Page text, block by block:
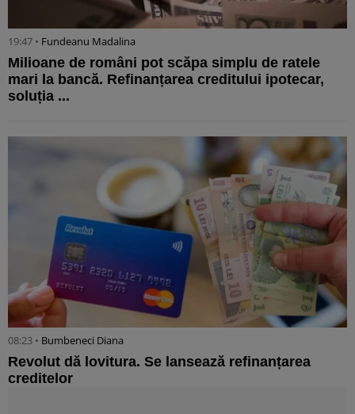
19:47 • Fundeanu Madalina
Milioane de români pot scăpa simplu de ratele
mari la bancă. Refinanțarea creditului ipotecar,
soluția ...
08:23 • Bumbeneci Diana
Revolut dă lovitura. Se lansează refinanțarea
creditelor